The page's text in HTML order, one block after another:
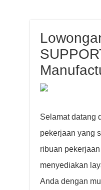
Selamat datang
pekerjaan yang
ribuan
menyediakan
Anda dengan